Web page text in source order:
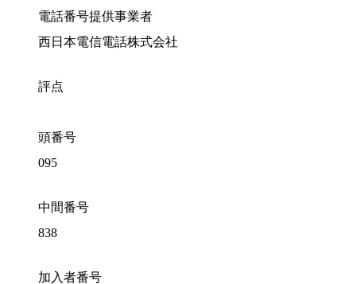
電話番号提供事業者
西日本電信電話株式会社
評点
頭番号
095
中間番号
838
加入者番号